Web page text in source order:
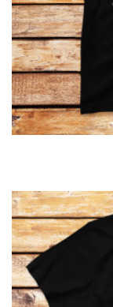
Retro
&
Nostalgia
Забавни
Pop
Култура
Кучета
Yoga
Храна
и
напитки
Суитшърти